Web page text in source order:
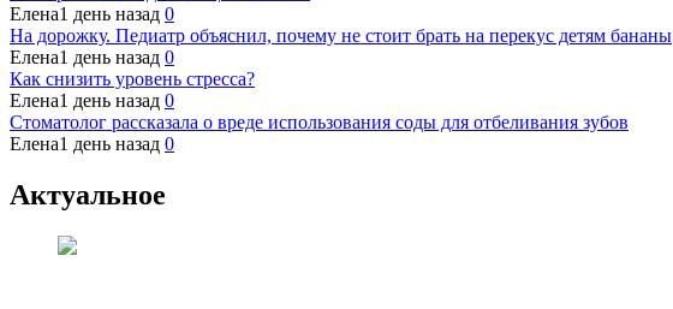
Елена1 день назад 0
На дорожку. Педиатр объяснил, почему не стоит брать на перекус детям бананы
Елена1 день назад 0
Как снизить уровень стресса?
Елена1 день назад 0
Стоматолог рассказала о вреде использования соды для отбеливания зубов
Елена1 день назад 0
Актуальное